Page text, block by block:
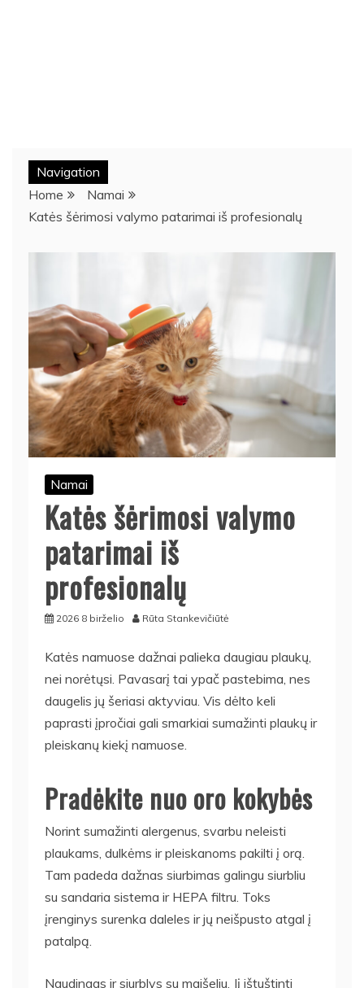
Navigation
Home
Namai
Katės šėrimosi valymo patarimai iš profesionalų
Namai
Katės šėrimosi valymo
patarimai iš
profesionalų
2026 8 birželio Rūta Stankevičiūtė
Katės namuose dažnai palieka daugiau plaukų,
nei norėtųsi. Pavasarį tai ypač pastebima, nes
daugelis jų šeriasi aktyviau. Vis dėlto keli
paprasti įpročiai gali smarkiai sumažinti plaukų ir
pleiskanų kiekį namuose.
Pradėkite nuo oro kokybės
Norint sumažinti alergenus, svarbu neleisti
plaukams, dulkėms ir pleiskanoms pakilti į orą.
Tam padeda dažnas siurbimas galingu siurbliu
su sandaria sistema ir HEPA filtru. Toks
įrenginys surenka daleles ir jų neišpusto atgal į
patalpą.
Naudingas ir siurblys su maišeliu. Jį ištuštinti